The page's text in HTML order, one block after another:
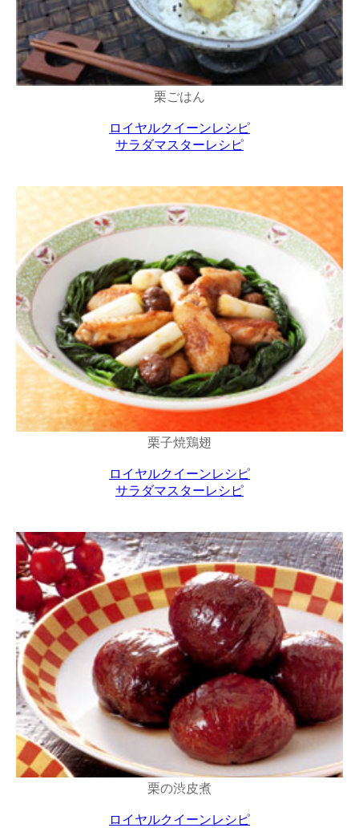
栗ごはん
ロイヤルクイーンレシピ
サラダマスターレシピ
栗子焼鶏翅
ロイヤルクイーンレシピ
サラダマスターレシピ
栗の渋皮煮
ロイヤルクイーンレシピ